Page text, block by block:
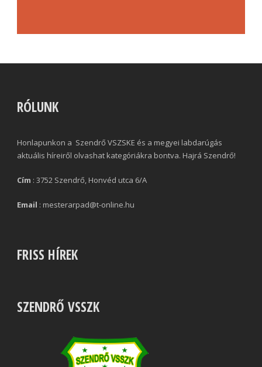
RÓLUNK
Honlapunkon a Szendrő VSZSKE és a megyei labdarúgás
aktuális híreiről olvashat kategóriákra bontva. Hajrá Szendrő!
Cím : 3752 Szendrő, Honvéd utca 6/A
Email : mesterarpad@t-online.hu
FRISS HÍREK
SZENDRŐ VSSZK